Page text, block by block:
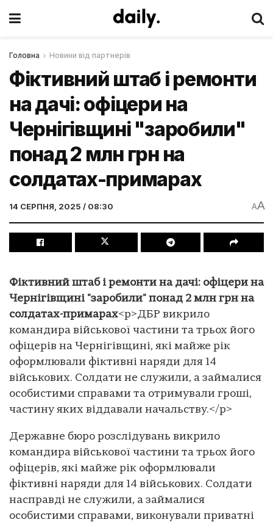
Головна Новини від партнерів
Фіктивний штаб і ремонти
на дачі: офіцери на
Чернігівщині "заробили"
понад 2 млн грн на
солдатах-примарах
14 СЕРПНЯ, 2025 / 08:30 AA
Фіктивний штаб і ремонти на дачі: офіцери на
Чернігівщині "заробили" понад 2 млн грн на
солдатах-примарах<p>ДБР викрило
командира військової частини та трьох його
офіцерів на Чернігівщині, які майже рік
оформлювали фіктивні наряди для 14
військових. Солдати не служили, а займалися
особистими справами та отримували гроші,
частину яких віддавали начальству.</p>
Державне бюро розслідувань викрило
командира військової частини та трьох його
офіцерів, які майже рік оформлювали
фіктивні наряди для 14 військових. Солдати
насправді не служили, а займалися
особистими справами, виконували приватні